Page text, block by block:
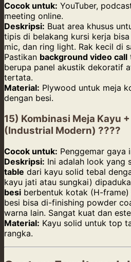
Cocok untuk: YouTuber,
meeting online.
Deskripsi: Buat area khusus
tipis di belakang kursi kerja
mic, dan ring light. Rak kecil di
Pastikan background video call
berupa panel akustik dekoratif
tertata.
Material: Plywood untuk meja
dengan besi.
15) Kombinasi Meja Kayu
(Industrial Modern) ????
Cocok untuk: Penggemar gaya
Deskripsi: Ini adalah look yang
table dari kayu solid tebal
kayu jati atau sungkai)
besi berbentuk kotak (H-frame)
besi bisa di-finishing powder
warna lain. Sangat kuat dan
Material: Kayu solid untuk top
rangka.